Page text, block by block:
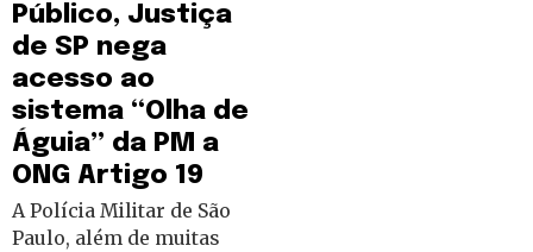
Público, Justiça
de SP nega
acesso ao
sistema “Olha de
Águia” da PM a
ONG Artigo 19
A Polícia Militar de São
Paulo, além de muitas